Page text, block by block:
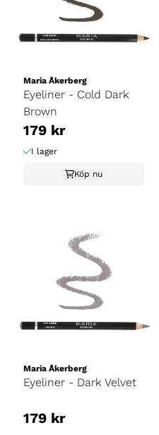
Maria Åkerberg
Eyeliner - Cold Dark
Brown
179 kr
I lager
Köp nu
Maria Åkerberg
Eyeliner - Dark Velvet
179 kr